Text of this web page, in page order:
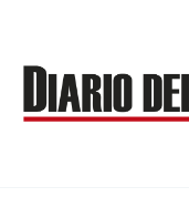
contenido